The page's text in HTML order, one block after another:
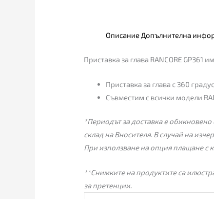
Описание Допълнителна
Приставка за глава RANCORE GP361
Приставка за глава с 360
Съвместим с всички модели
*Периодът за доставка е
склад на Вносителя. В случай на
При използване на опция плащане с
**Снимките на продуктите са
за претенции.